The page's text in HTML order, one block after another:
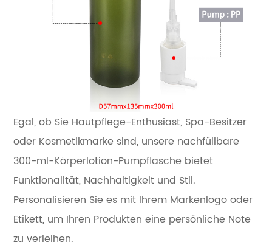
Egal, ob Sie Hautpflege-Enthusiast, Spa-Besitzer
oder Kosmetikmarke sind, unsere nachfüllbare
300-ml-Körperlotion-Pumpflasche bietet
Funktionalität, Nachhaltigkeit und Stil.
Personalisieren Sie es mit Ihrem Markenlogo oder
Etikett, um Ihren Produkten eine persönliche Note
zu verleihen.